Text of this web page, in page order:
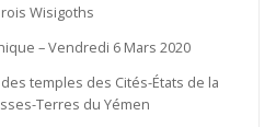
rois Wisigoths
– Vendredi 6 Mars 2020
temples des Cités-États de la
Terres du Yémen